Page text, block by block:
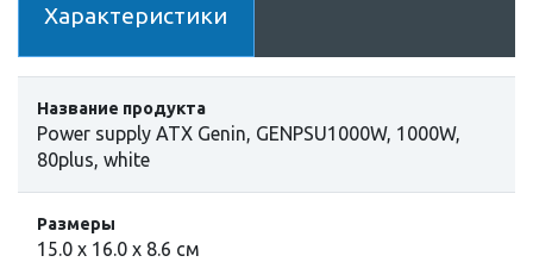
Характеристики
Название продукта
Power supply ATX Genin, GENPSU1000W, 1000W,
80plus, white
Размеры
15.0 х 16.0 х 8.6 см